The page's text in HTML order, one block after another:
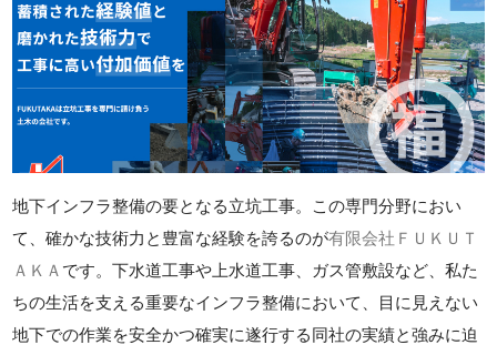
地下インフラ整備の要となる立坑工事。この専門分野におい
て、確かな技術力と豊富な経験を誇るのが有限会社ＦＵＫＵＴ
ＡＫＡ です。下水道工事や上水道工事、ガス管敷設など、私た
ちの生活を支える重要なインフラ整備において、目に見えない
地下での作業を安全かつ確実に遂行する同社の実績と強みに迫